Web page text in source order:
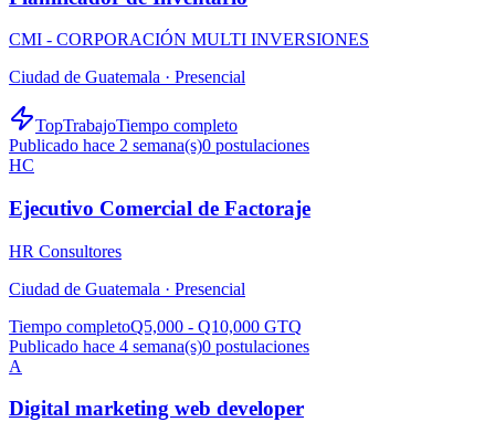
CMI - CORPORACIÓN MULTI INVERSIONES
Ciudad de Guatemala · Presencial
TopTrabajoTiempo completo
Publicado hace 2 semana(s)0 postulaciones
HC
Ejecutivo Comercial de Factoraje
HR Consultores
Ciudad de Guatemala · Presencial
Tiempo completoQ5,000 - Q10,000 GTQ
Publicado hace 4 semana(s)0 postulaciones
A
Digital marketing web developer